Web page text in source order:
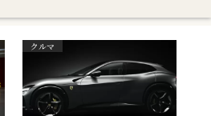
クルマ